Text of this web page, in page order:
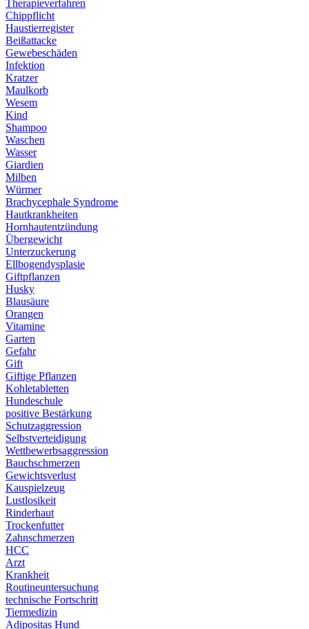
Therapieverfahren
Chippflicht
Haustierregister
Beißattacke
Gewebeschäden
Infektion
Kratzer
Maulkorb
Wesem
Kind
Shampoo
Waschen
Wasser
Giardien
Milben
Würmer
Brachycephale Syndrome
Hautkrankheiten
Hornhautentzündung
Übergewicht
Unterzuckerung
Ellbogendysplasie
Giftpflanzen
Husky
Blausäure
Orangen
Vitamine
Garten
Gefahr
Gift
Giftige Pflanzen
Kohletabletten
Hundeschule
positive Bestärkung
Schutzaggression
Selbstverteidigung
Wettbewerbsaggression
Bauchschmerzen
Gewichtsverlust
Kauspielzeug
Lustlosikeit
Rinderhaut
Trockenfutter
Zahnschmerzen
HCC
Arzt
Krankheit
Routineuntersuchung
technische Fortschritt
Tiermedizin
Adipositas Hund